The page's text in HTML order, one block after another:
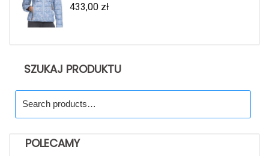
433,00 zł
SZUKAJ PRODUKTU
for:
POLECAMY